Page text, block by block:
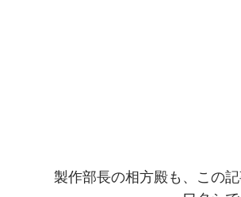
製作部長の相方殿も、この